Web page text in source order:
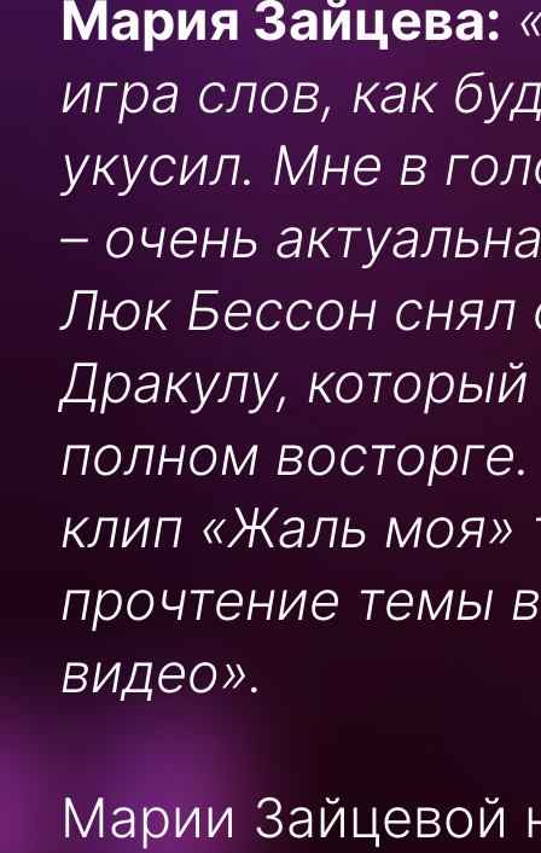
Мария Зайцева:
игра слов, как
укусил. Мне в
– очень
Люк Бессон снял
Дракулу,
полном
клип «Жаль моя»
прочтение темы
видео».
Марии Зайцевой